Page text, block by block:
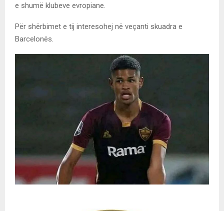
e shumë klubeve evropiane.
Për shërbimet e tij interesohej në veçanti skuadra e
Barcelonës.